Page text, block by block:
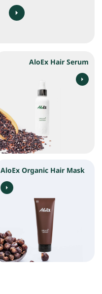
AloEx Hair Serum
AloEx Organic Hair Mask